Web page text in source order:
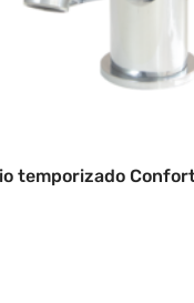
temporizado